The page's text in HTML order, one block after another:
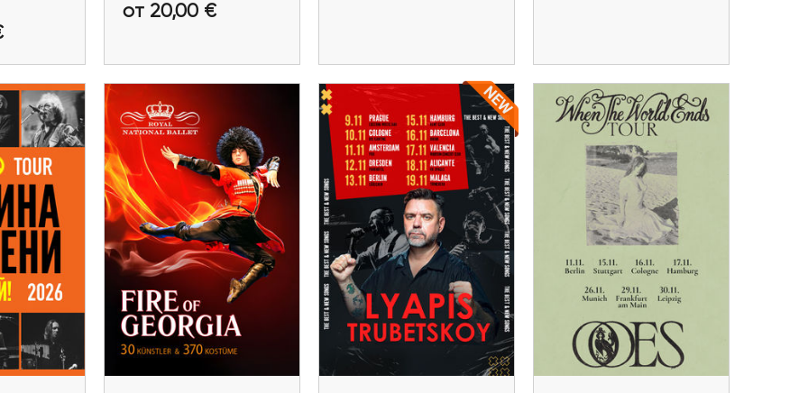
Купить билеты
от 20,00 €
2026
08 Ноября - 21 Ноября
Танцевальное шоу
«FIRE of GEORGIA» в
Германии
München, Wolfsburg,
Gütersloh, Bad Homburg,
Karlsruhe, Altötting,
Offenbach (Frankfurt am
Main), Friedrichshafen,
09 Ноября - 19 Ноября
Ляпис Трубецкой в
Европе 2026
Praha, Köln, Amsterdam,
Dresden, Berlin, Hamburg,
Barcelona, Valencia,
Alicante, Málaga
OOES в Германии 2026
Leipzig, Frankfurt am Main,
München, Hamburg, Köln,
Stuttgart, Berlin